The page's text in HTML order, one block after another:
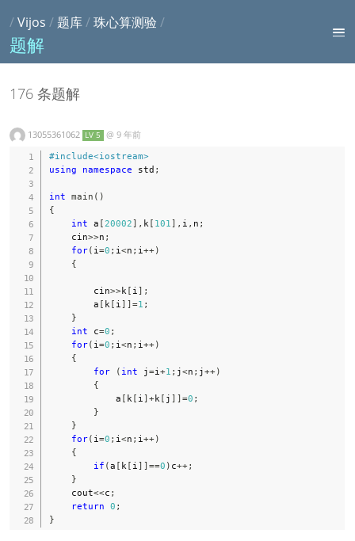
/Vijos / 题库/珠心算测验 /
题解
176 条题解
13055361062 LV 5 @ 9 年前
#include<iostream>
using
namespace std ;
int main ( )
{
int a [20002] , k [ 101 ] , i , n ;
    cin
>>n ;
for( i =0 ; i <n ; i ++)
{
        cin
>>k [ i ] ;
        a
[ k [ i ] ]=1 ;
}
int c=0 ;
for( i =0 ; i <n ; i ++)
{
for
( int j=i +1 ; j<n ; j++)
{
            a
[ k [ i ]+k [ j ] ]=0 ;
}
}
for( i =0 ; i <n ; i ++)
{
if (a [ k [ i ] ]==0 ) c++;
}
    cout
<<c ;
return 0 ;
}